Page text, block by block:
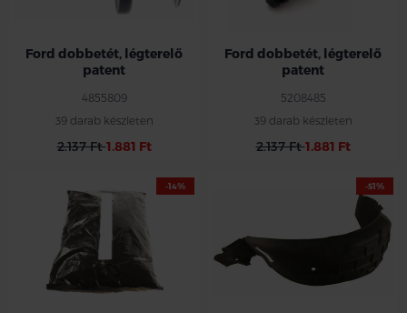
Ford dobbetét, légterelő
patent
4855809
39 darab készleten
2.137 Ft1.881 Ft
Ford dobbetét, légterelő
patent
5208485
39 darab készleten
2.137 Ft1.881 Ft
-14%
Ford jobb hátsó műanyag
Ford Connect 2013- 2018
-51%